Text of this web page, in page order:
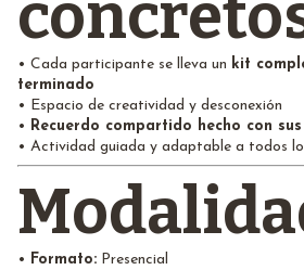
• Cada participante se lleva un kit
terminado
• Espacio de creatividad y desconexión
• Recuerdo compartido hecho con
• Actividad guiada y adaptable a todos
• Formato: Presencial